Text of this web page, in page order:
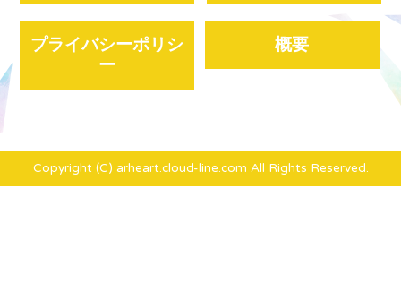
プライバシーポリシ
ー
概要
Copyright (C) arheart.cloud-line.com All Rights Reserved.